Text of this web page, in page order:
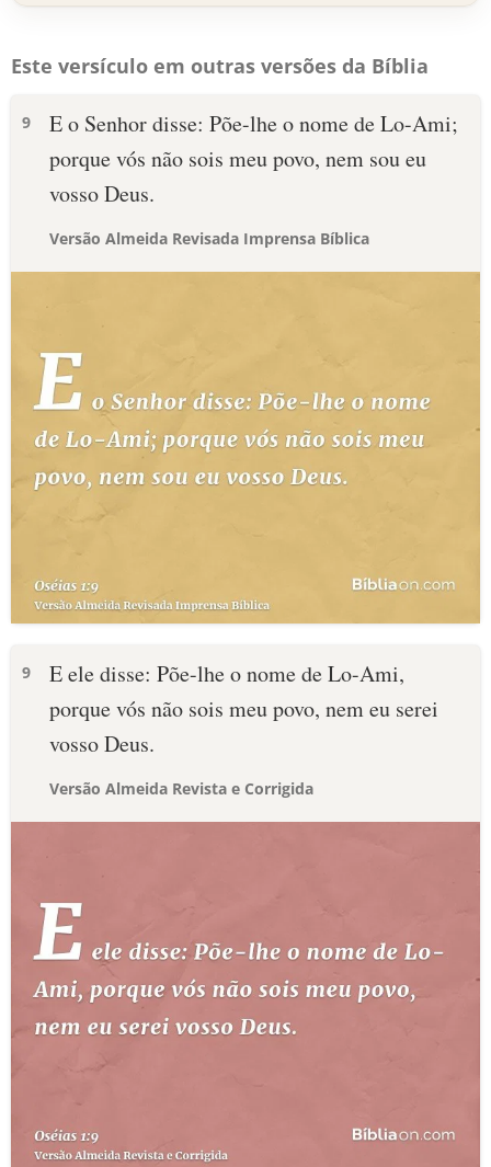
Este versículo em outras versões da Bíblia
9
E o Senhor disse: Põe-lhe o nome de Lo-Ami;
porque vós não sois meu povo, nem sou eu
vosso Deus.
Versão Almeida Revisada Imprensa Bíblica
9
E ele disse: Põe-lhe o nome de Lo-Ami,
porque vós não sois meu povo, nem eu serei
vosso Deus.
Versão Almeida Revista e Corrigida